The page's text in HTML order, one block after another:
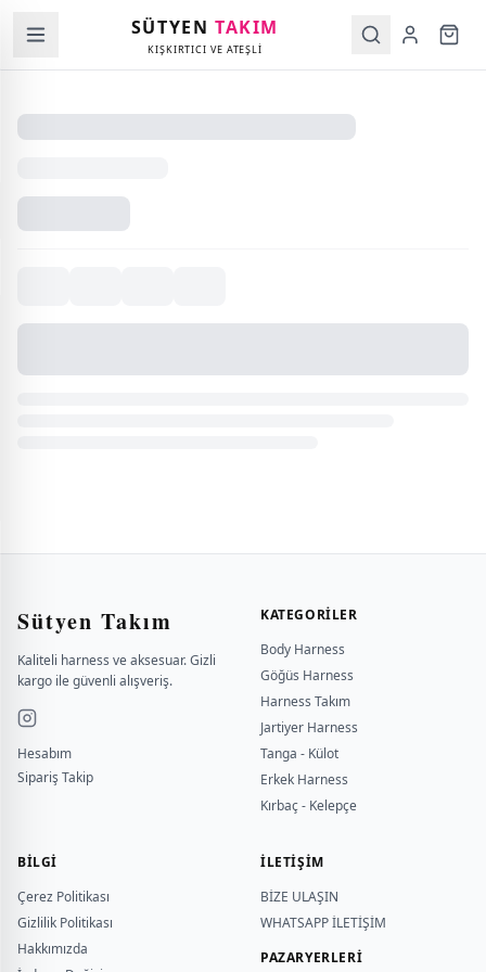
SÜTYENTAKIM
KIŞKIRTICI VE ATEŞLİ
Sütyen Takım
Kaliteli harness ve aksesuar. Gizli
kargo ile güvenli alışveriş.
Hesabım
Sipariş Takip
KATEGORILER
Body Harness
Göğüs Harness
Harness Takım
Jartiyer Harness
Tanga - Külot
Erkek Harness
Kırbaç - Kelepçe
BILGI
Çerez Politikası
Gizlilik Politikası
Hakkımızda
İLETİŞİM
BİZE ULAŞIN
WHATSAPP İLETİŞİM
PAZARYERLERİ